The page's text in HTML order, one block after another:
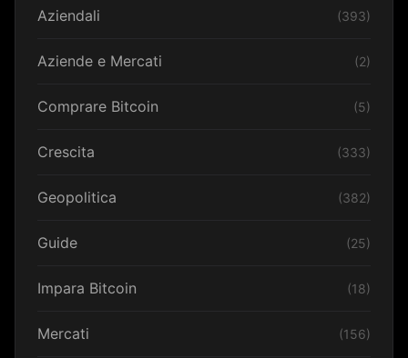
Aziendali (393)
Aziende e Mercati (2)
Comprare Bitcoin (5)
Crescita (333)
Geopolitica (382)
Guide (25)
Impara Bitcoin (18)
Mercati (156)